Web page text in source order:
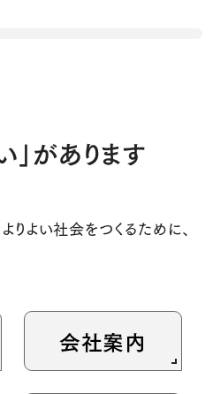
」があります
りよい社会をつくるために、
会社案内